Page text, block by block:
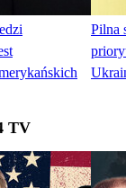
Pilna
TV